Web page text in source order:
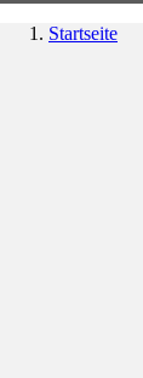
Startseite